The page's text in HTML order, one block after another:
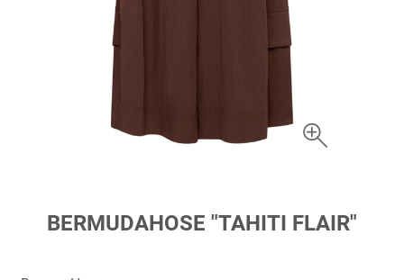
AnfangBERMUDAHOSE "TAHITI FLAIR"